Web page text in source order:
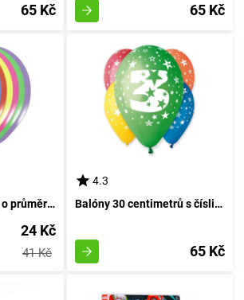
65 Kč 65 Kč
Pastelové balónky o průměru 26 cm - sada obsahující 10 kusů
24 Kč
41 Kč
4.3
Balóny 30 centimetrů s číslicí tři - sada pěti kusů
65 Kč